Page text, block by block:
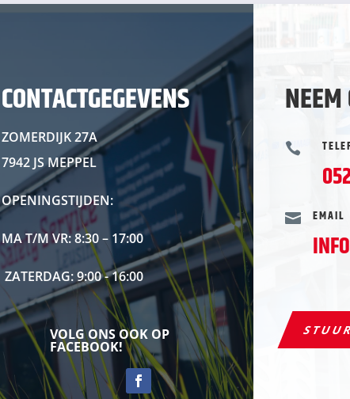
CONTACTGEGEVENS
ZOMERDIJK 27A
7942 JS MEPPEL
OPENINGSTIJDEN:
MA T/M VR: 8:30 – 17:00
ZATERDAG: 9:00 - 16:00
VOLG ONS OOK OP
FACEBOOK!
NEEM

 EMAIL